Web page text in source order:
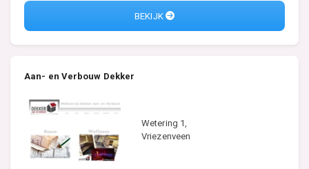
BEKIJK
Aan- en Verbouw Dekker
Wetering 1,
Vriezenveen